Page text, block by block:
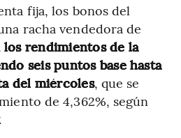
fija, los bonos del
racha vendedora de
los rendimientos de la
seis puntos base hasta
del miércoles, que se
de 4,362%, según